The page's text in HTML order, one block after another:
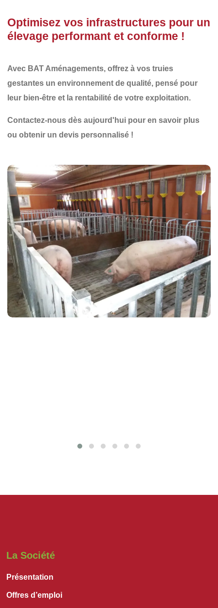
Optimisez vos infrastructures pour un
élevage performant et conforme !
Avec BAT Aménagements, offrez à vos truies
gestantes un environnement de qualité, pensé pour
leur bien-être et la rentabilité de votre exploitation.
Contactez-nous dès aujourd'hui pour en savoir plus
ou obtenir un devis personnalisé !
La Société
Présentation
Offres d’emploi